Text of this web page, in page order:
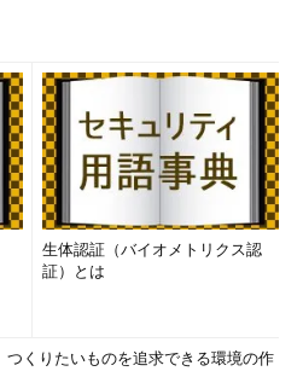
生体認証（バイオメトリクス認
証）とは
つくりたいものを追求できる環境の作